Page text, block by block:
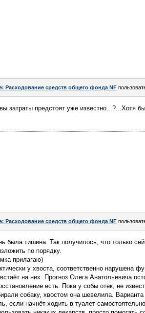
Расходование средств общего фонда NF
затраты предстоят уже известно...?...Хотя
Расходование средств общего фонда NF
была тишина. Так получилось, что только
по порядку.
прилагаю)
у хвоста, соответственно нарушена
на них. Прогноз Олега Анатольевича
есть. Пока у собы отёк, не
собаку, хвостом она шевелила.
если начнёт ходить в туалет